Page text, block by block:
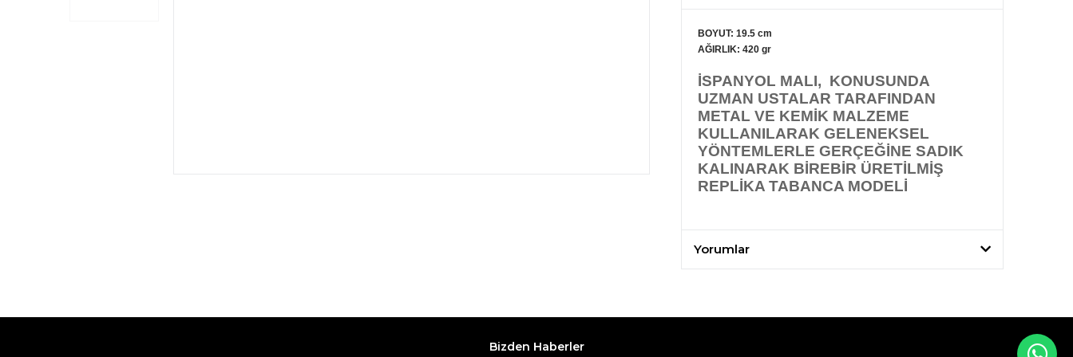
BOYUT: 19.5 cm
AĞIRLIK: 420 gr
İSPANYOL MALI, KONUSUNDA
UZMAN USTALAR TARAFINDAN
METAL VE KEMİK MALZEME
KULLANILARAK GELENEKSEL
YÖNTEMLERLE GERÇEĞİNE SADIK
KALINARAK BİREBİR ÜRETİLMİŞ
REPLİKA TABANCA MODELİ
Yorumlar
Bizden Haberler